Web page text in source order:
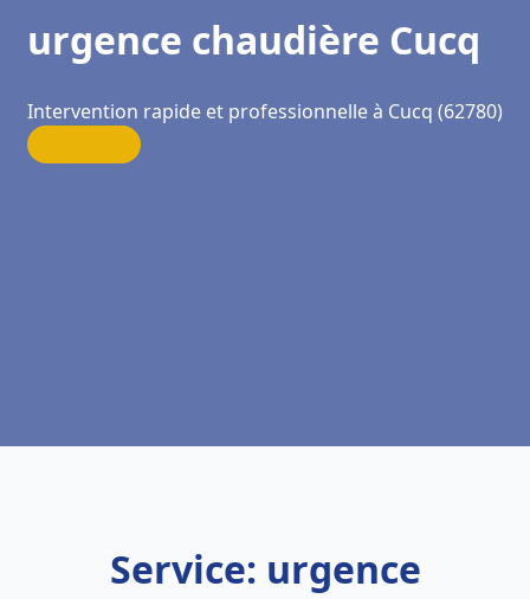
urgence chaudière Cucq
Intervention rapide et professionnelle à Cucq (62780)
Service: urgence